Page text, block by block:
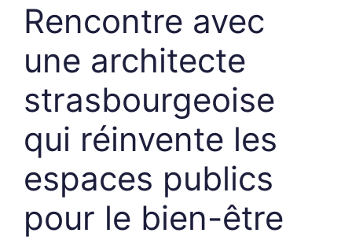
Rencontre avec
une architecte
strasbourgeoise
qui réinvente les
espaces publics
pour le bien-être